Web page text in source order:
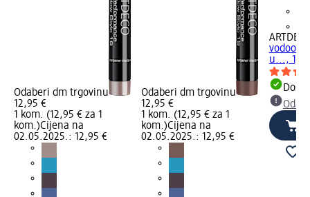
Odaberi dm trgovinu
12,95 €
1 kom. (12,95 € za 1
kom.)Cijena na
02.05.2025.: 12,95 €
Odaberi dm trgovinu
12,95 €
1 kom. (12,95 € za 1
kom.)Cijena na
02.05.2025.: 12,95 €
u..., 1,4